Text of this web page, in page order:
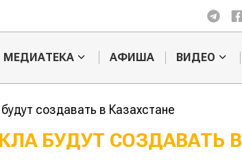
МЕДИАТЕКА АФИША ВИДЕО
создавать в Казахстане
БУДУТ СОЗДАВАТЬ В